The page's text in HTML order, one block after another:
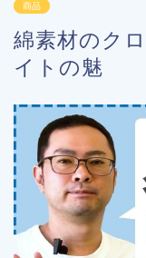
商品
綿素材のク
イトの魅